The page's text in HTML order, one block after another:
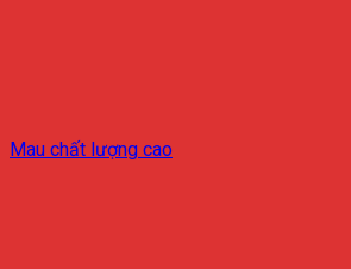
Mau chất lượng cao